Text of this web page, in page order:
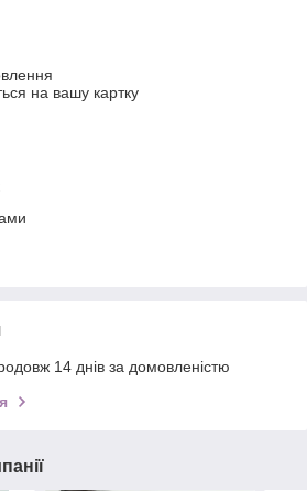
на вашу картку
14 днів за домовленістю